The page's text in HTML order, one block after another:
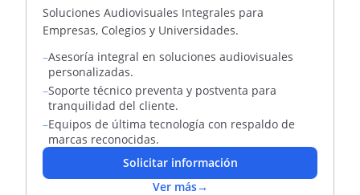
Soluciones Audiovisuales Integrales para
Empresas, Colegios y Universidades.
–Asesoría integral en soluciones audiovisuales
personalizadas.
–Soporte técnico preventa y postventa para
tranquilidad del cliente.
–Equipos de última tecnología con respaldo de
marcas reconocidas.
Solicitar información
Ver más→